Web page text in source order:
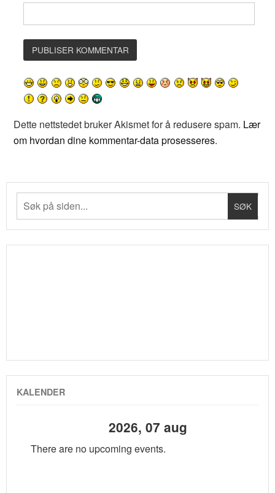
Dette nettstedet bruker Akismet for å redusere spam. Lær
om hvordan dine kommentar-data prosesseres.
KALENDER
2026, 07 aug
There are no upcoming events.